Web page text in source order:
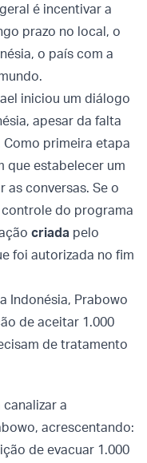
é incentivar a
prazo no local, o
o país com a
iniciou um diálogo
apesar da falta
primeira etapa
que estabelecer um
as conversas. Se o
do programa
criada pelo
foi autorizada no fim
Indonésia, Prabowo
de aceitar 1.000
de tratamento
a
acrescentando:
de evacuar 1.000